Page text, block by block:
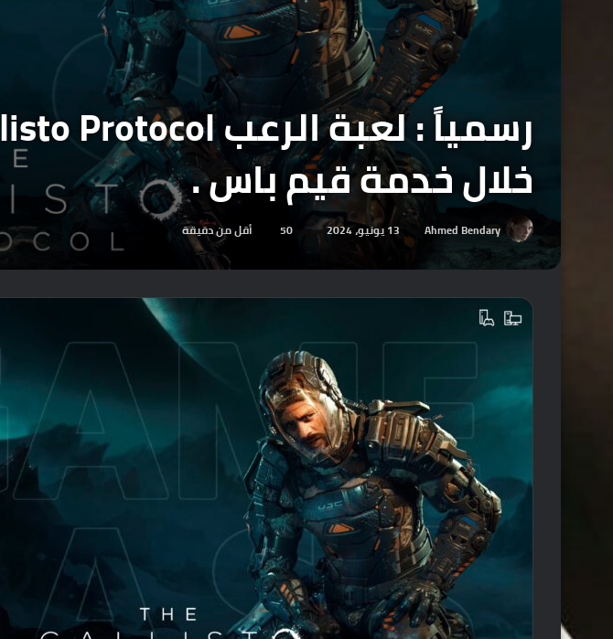
خلال خدمة قيم باس .
Ahmed Bendary 13 يونيو، 2024 50 أقل من دقيقة